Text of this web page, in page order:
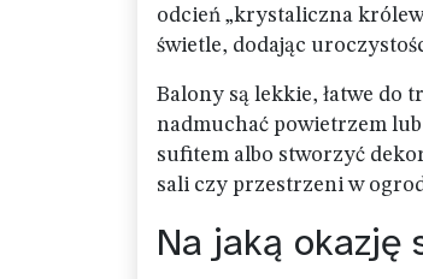
odcień „krystaliczna
świetle, dodając
Balony są lekkie, łatwe do
nadmuchać powietrzem lub
sufitem albo stworzyć
sali czy przestrzeni w
Na jaką okazję